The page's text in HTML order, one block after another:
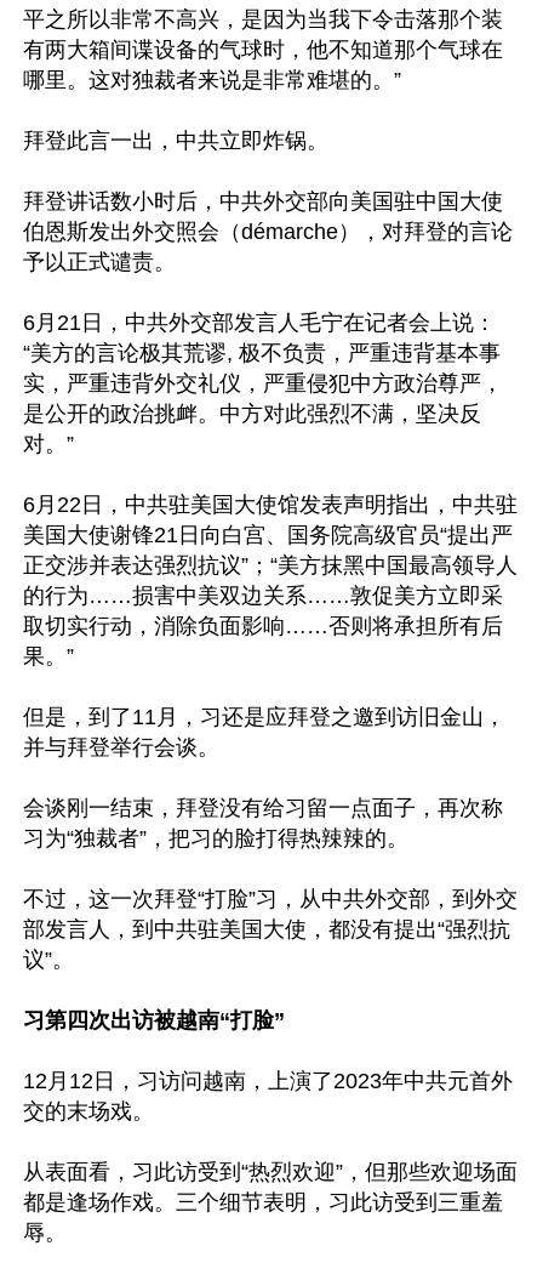
平之所以非常不高兴，是因为当我下令击落那个装
有两大箱间谍设备的气球时，他不知道那个气球在
哪里。这对独裁者来说是非常难堪的。”
拜登此言一出，中共立即炸锅。
拜登讲话数小时后，中共外交部向美国驻中国大使
伯恩斯发出外交照会（démarche），对拜登的言论
予以正式谴责。
6月21日，中共外交部发言人毛宁在记者会上说：
“美方的言论极其荒谬, 极不负责，严重违背基本事
实，严重违背外交礼仪，严重侵犯中方政治尊严，
是公开的政治挑衅。中方对此强烈不满，坚决反
对。”
6月22日，中共驻美国大使馆发表声明指出，中共驻
美国大使谢锋21日向白宫、国务院高级官员“提出严
正交涉并表达强烈抗议”；“美方抹黑中国最高领导人
的行为……损害中美双边关系……敦促美方立即采
取切实行动，消除负面影响……否则将承担所有后
果。”
但是，到了11月，习还是应拜登之邀到访旧金山，
并与拜登举行会谈。
会谈刚一结束，拜登没有给习留一点面子，再次称
习为“独裁者”，把习的脸打得热辣辣的。
不过，这一次拜登“打脸”习，从中共外交部，到外交
部发言人，到中共驻美国大使，都没有提出“强烈抗
议”。
习第四次出访被越南“打脸”
12月12日，习访问越南，上演了2023年中共元首外
交的末场戏。
从表面看，习此访受到“热烈欢迎”，但那些欢迎场面
都是逢场作戏。三个细节表明，习此访受到三重羞
辱。